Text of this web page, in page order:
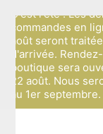
C'est l'été ! Les
commandes en
août seront
d'arrivée.
boutique sera
22 août. Nous
au 1er septembre.